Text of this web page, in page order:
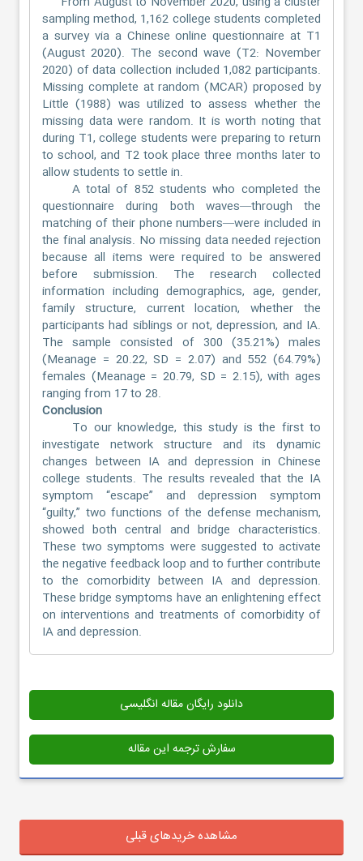
sampling method, 1,162 college students completed
a survey via a Chinese online questionnaire at T1
(August 2020). The second wave (T2: November
2020) of data collection included 1,082 participants.
Missing complete at random (MCAR) proposed by
Little (1988) was utilized to assess whether the
missing data were random. It is worth noting that
during T1, college students were preparing to return
to school, and T2 took place three months later to
allow students to settle in.
A total of 852 students who completed the
questionnaire during both waves—through the
matching of their phone numbers—were included in
the final analysis. No missing data needed rejection
because all items were required to be answered
before submission. The research collected
information including demographics, age, gender,
family structure, current location, whether the
participants had siblings or not, depression, and IA.
The sample consisted of 300 (35.21%) males
(Meanage = 20.22, SD = 2.07) and 552 (64.79%)
females (Meanage = 20.79, SD = 2.15), with ages
ranging from 17 to 28.
Conclusion
To our knowledge, this study is the first to
investigate network structure and its dynamic
changes between IA and depression in Chinese
college students. The results revealed that the IA
symptom “escape” and depression symptom
“guilty,” two functions of the defense mechanism,
showed both central and bridge characteristics.
These two symptoms were suggested to activate
the negative feedback loop and to further contribute
to the comorbidity between IA and depression.
These bridge symptoms have an enlightening effect
on interventions and treatments of comorbidity of
IA and depression.
دانلود رایگان مقاله انگلیسی
سفارش ترجمه این مقاله
مشاهده خریدهای قبلی